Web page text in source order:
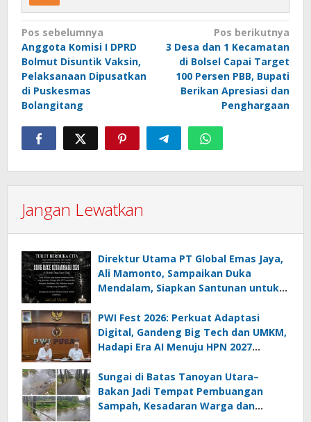
Navigasi
pos
Pos sebelumnya
Anggota Komisi I DPRD
Bolmut Disuntik Vaksin,
Pelaksanaan Dipusatkan
di Puskesmas
Bolangitang
Pos berikutnya
3 Desa dan 1 Kecamatan
di Bolsel Capai Target
100 Persen PBB, Bupati
Berikan Apresiasi dan
Penghargaan
Jangan Lewatkan
Direktur Utama PT Global Emas Jaya,
Ali Mamonto, Sampaikan Duka
Mendalam, Siapkan Santunan untuk
PWI Fest 2026: Perkuat Adaptasi
Digital, Gandeng Big Tech dan UMKM,
Hadapi Era AI Menuju HPN 2027
Sungai di Batas Tanoyan Utara–
Bakan Jadi Tempat Pembuangan
Sampah, Kesadaran Warga dan